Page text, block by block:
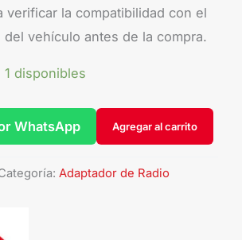
verificar la compatibilidad con el
del vehículo antes de la compra.
1 disponibles
Agregar al carrito
WhatsApp
Adaptador de Radio